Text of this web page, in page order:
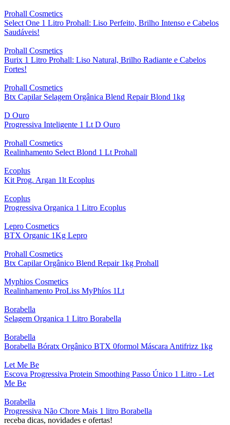
Prohall Cosmetics
Select One 1 Litro Prohall: Liso Perfeito, Brilho Intenso e Cabelos
Saudáveis!
Prohall Cosmetics
Burix 1 Litro Prohall: Liso Natural, Brilho Radiante e Cabelos
Fortes!
Prohall Cosmetics
Btx Capilar Selagem Orgânica Blend Repair Blond 1kg
D Ouro
Progressiva Inteligente 1 Lt D Ouro
Prohall Cosmetics
Realinhamento Select Blond 1 Lt Prohall
Ecoplus
Kit Prog. Argan 1lt Ecoplus
Ecoplus
Progressiva Organica 1 Litro Ecoplus
Lepro Cosmetics
BTX Organic 1Kg Lepro
Prohall Cosmetics
Btx Capilar Orgânico Blend Repair 1kg Prohall
Myphios Cosmetics
Realinhamento ProLiss MyPhíos 1Lt
Borabella
Selagem Organica 1 Litro Borabella
Borabella
Borabella Bóratx Orgânico BTX 0formol Máscara Antifrizz 1kg
Let Me Be
Escova Progressiva Protein Smoothing Passo Único 1 Litro - Let
Me Be
Borabella
Progressiva Não Chore Mais 1 litro Borabella
receba dicas, novidades e ofertas!